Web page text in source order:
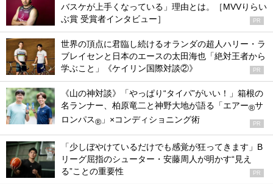
バスケが上手くなっている」理由とは。［MVVりらい
ぶ賞 受賞者インタビュー］
PR
世界の頂点に君臨し続けるオランダの超人ハリー・ラ
ブレイセンと日本のエースの太田海也「絶対王者から
学ぶこと」《ケイリン国際対談②》
PR
《山の神対談》「やっぱり“タイパ”がいい！」箱根の
名ランナー、柏原竜二と神野大地が語る「エアー®サ
ロンパス® 」×コンディショニング術 PR
「少しぼやけているだけでも感覚が狂ってきます」B
リーグ屈指のシューター・安藤周人が明かす“見え
る”ことの重要性
PR